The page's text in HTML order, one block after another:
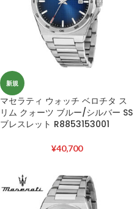
新規
マセラティ ウォッチ ベロチタ ス
リム クォーツ ブルー/シルバー SS
ブレスレット R8853153001
¥40,700